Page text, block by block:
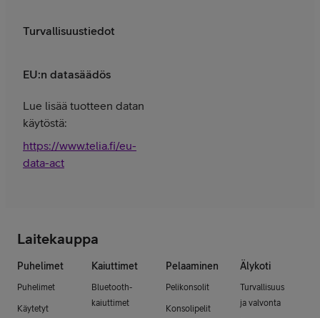
Turvallisuustiedot
EU:n datasäädös
Lue lisää tuotteen datan
käytöstä:
https://www.telia.fi/eu-
data-act
Laitekauppa
Puhelimet
Puhelimet
Käytetyt
Kaiuttimet
Bluetooth-
kaiuttimet
Pelaaminen
Pelikonsolit
Konsolipelit
Älykoti
Turvallisuus
ja valvonta